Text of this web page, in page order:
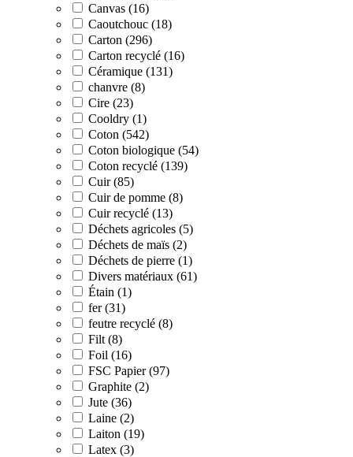
Canvas (16)
Caoutchouc (18)
Carton (296)
Carton recyclé (16)
Céramique (131)
chanvre (8)
Cire (23)
Cooldry (1)
Coton (542)
Coton biologique (54)
Coton recyclé (139)
Cuir (85)
Cuir de pomme (8)
Cuir recyclé (13)
Déchets agricoles (5)
Déchets de maïs (2)
Déchets de pierre (1)
Divers matériaux (61)
Étain (1)
fer (31)
feutre recyclé (8)
Filt (8)
Foil (16)
FSC Papier (97)
Graphite (2)
Jute (36)
Laine (2)
Laiton (19)
Latex (3)